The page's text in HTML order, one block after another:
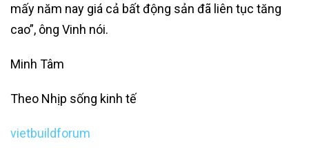
mấy năm nay giá cả bất động sản đã liên tục tăng
cao”, ông Vinh nói.
Minh Tâm
Theo Nhịp sống kinh tế
vietbuildforum